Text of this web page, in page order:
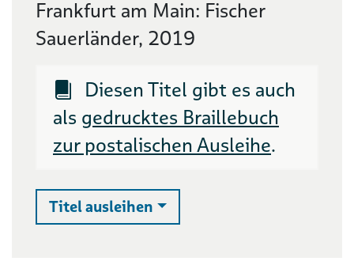
Frankfurt am Main: Fischer
Sauerländer, 2019
Diesen Titel gibt es auch
als gedrucktes Braillebuch
zur postalischen Ausleihe.
Titel ausleihen Auswahlliste ausklappen